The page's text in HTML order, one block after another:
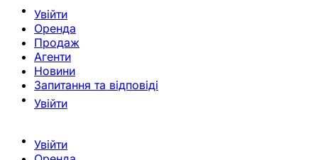
Увійти
Оренда
Продаж
Агенти
Новини
Запитання та відповіді
Увійти
Увійти